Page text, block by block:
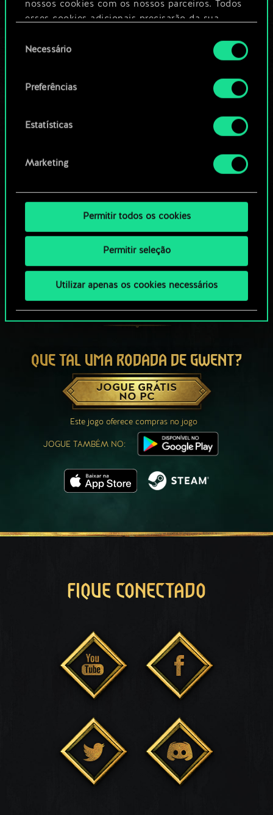
nossos cookies com os nossos parceiros. Todos
esses cookies adicionais precisarão da sua
Você encontrará todos os detalhes sobre o uso
de cookies e poderá ajustar as suas preferências
no menu "Configurações" abaixo.
deNecessário
Preferências
Estatísticas
Marketing
Permitir todos os cookies
Permitir seleção
Utilizar apenas os cookies necessários
comunidade
QUE TAL UMA RODADA DE GWENT?
JOGUE GRÁTIS
NO PC
Este jogo oferece compras no jogo
JOGUE TAMBÉM NO:
FIQUE CONECTADO